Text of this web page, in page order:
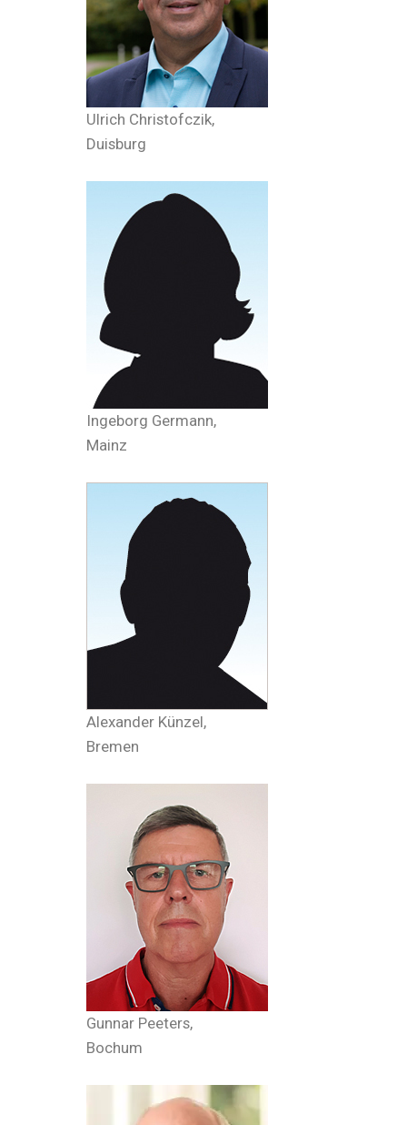
Ulrich Christofczik,
Duisburg
Ingeborg Germann,
Mainz
Alexander Künzel,
Bremen
Gunnar Peeters,
Bochum